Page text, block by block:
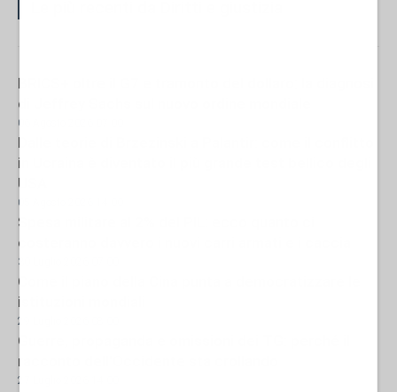
BRICS+ oltre il G7 e tramonto del dollaro: la diagnosi
di Jeffrey Sachs sul nuovo ordine mondiale
06 Agosto 2026 07:00
Dalle teorie di Brzezinski a Palantir: come il conflitto
in Ucraina è diventato il più grande test bellico degli
USA
05 Agosto 2026 14:00
Spesa militare al 2% del PIL: ecco quanto ci
costeranno davvero i nuovi carri armati e i caccia
30 Luglio 2026 07:00
Come il piano della Cina punta a democratizzare le
istituzioni mondiali
29 Luglio 2026 08:00
Guerre, propaganda e omissioni dei TG: perché il
racconto dell'Occidente sta crollando
27 Luglio 2026 14:00